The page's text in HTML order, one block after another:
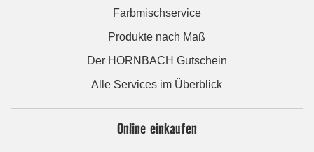
Farbmischservice
Produkte nach Maß
Der HORNBACH Gutschein
Alle Services im Überblick
Online einkaufen